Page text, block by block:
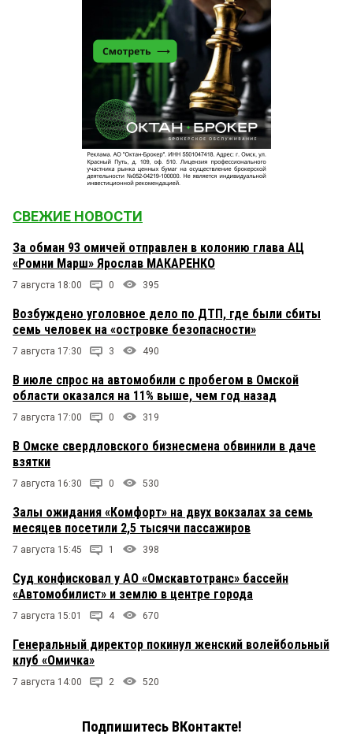
СВЕЖИЕ НОВОСТИ
За обман 93 омичей отправлен в колонию глава АЦ
«Ромни Марш» Ярослав МАКАРЕНКО
7 августа 18:00 0 395
Возбуждено уголовное дело по ДТП, где были сбиты
семь человек на «островке безопасности»
7 августа 17:30 3 490
В июле спрос на автомобили с пробегом в Омской
области оказался на 11% выше, чем год назад
7 августа 17:00 0 319
В Омске свердловского бизнесмена обвинили в даче
взятки
7 августа 16:30 0 530
Залы ожидания «Комфорт» на двух вокзалах за семь
месяцев посетили 2,5 тысячи пассажиров
7 августа 15:45 1 398
Суд конфисковал у АО «Омскавтотранс» бассейн
«Автомобилист» и землю в центре города
7 августа 15:01 4 670
Генеральный директор покинул женский волейбольный
клуб «Омичка»
7 августа 14:00 2 520
Подпишитесь ВКонтакте!